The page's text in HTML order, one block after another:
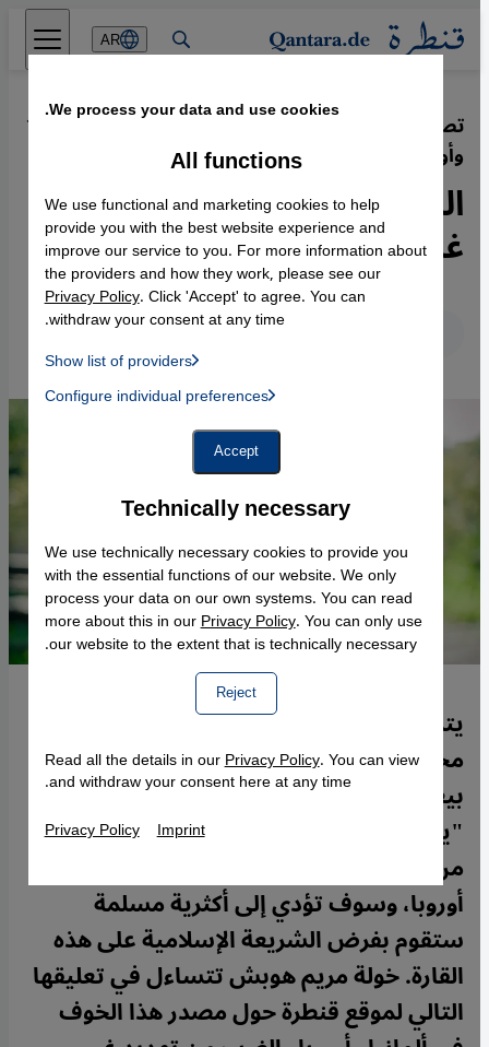
Direkt zum Inhalt springen
AR
تصوير الإسلام بصورة عدائية في ألمانيا
وأوروبا والغرب
·
19.12.2014
الرُهاب من الإسلام...خوف
غربي من تهديد إسلامي وهمي
English عربي
يتم تصوير الإسلام في الغرب بصورة سلبية
مخالفة لجميع الحقائق، حيث تستخدم حركة
بيغيدا المعادية للأجانب حجة ناشطي
"يورابيا" (أي أوروبا العربية) الذين يحذرون
من أن خصوبة المرأة المسلمة سوف تقوِّض
أوروبا، وسوف تؤدي إلى أكثرية مسلمة
ستقوم بفرض الشريعة الإسلامية على هذه
القارة. خولة مريم هوبش تتساءل في تعليقها
التالي لموقع قنطرة حول مصدر هذا الخوف
We process your data and use cookies.
Technically necessary
We use technically necessary cookies to provide you
with the essential functions of our website. We only
process your data on our own systems. You can read
more about this in ourPrivacy Policy. You can only use
our website to the extent that is technically necessary.
Reject
All functions
We use functional and marketing cookies to help
provide you with the best website experience and
improve our service to you. For more information about
the providers and how they work, please see our
Privacy Policy. Click 'Accept' to agree. You can
withdraw your consent at any time.
Show list of providers
Instagram Embed, Twitter Embed, Youtube Embed
Facebook Embed / Facebook Connect
Google Maps Embed
Configure individual preferences
Accept
Read all the details in ourPrivacy Policy. You can view
and withdraw your consent here at any time.
Privacy Policy Imprint